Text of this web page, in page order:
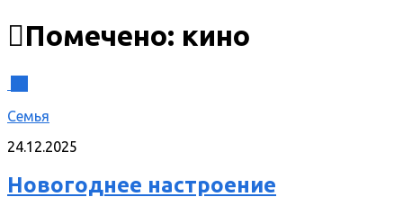
Помечено: кино
Семья
24.12.2025
Новогоднее настроение